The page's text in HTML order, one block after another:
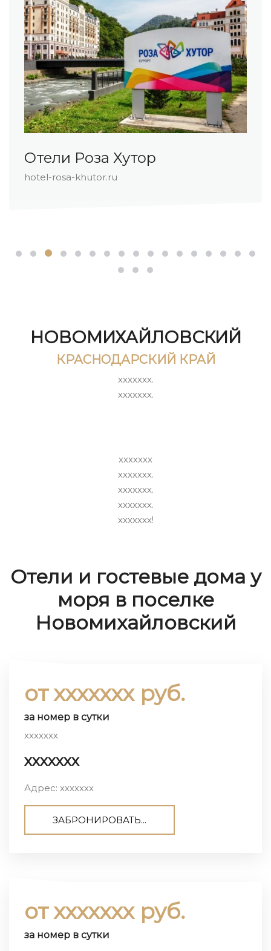
Отели Роза Хутор
hotel-rosa-khutor.ru
НОВОМИХАЙЛОВСКИЙ
КРАСНОДАРСКИЙ КРАЙ
ххххххх.
ххххххх.
ххххххх
ххххххх.
ххххххх.
ххххххх.
ххххххх!
Отели и гостевые дома у
моря в поселке
Новомихайловский
от ххххххх руб.
за номер в сутки
ххххххх
ххххххх
Адрес: ххххххх
ЗАБРОНИРОВАТЬ...
от ххххххх руб.
за номер в сутки